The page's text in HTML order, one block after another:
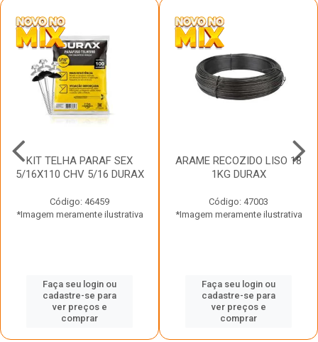
KIT TELHA PARAF SEX
5/16X110 CHV 5/16 DURAX
Código: 46459
*Imagem meramente ilustrativa
Faça seu login ou
cadastre-se para
ver preços e
comprar
ARAME RECOZIDO LISO 18
1KG DURAX
Código: 47003
*Imagem meramente ilustrativa
Faça seu login ou
cadastre-se para
ver preços e
comprar